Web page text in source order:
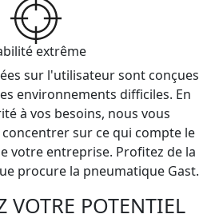
extrême
sur l'utilisateur sont conçues
environnements difficiles. En
à vos besoins, nous vous
sur ce qui compte le
votre entreprise. Profitez de la
procure la pneumatique Gast.
VOTRE POTENTIEL